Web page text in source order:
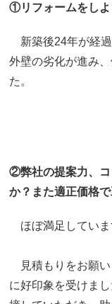
①リフォームをしよ
新築後24年が経過
外壁の劣化が進み
た。
②弊社の提案力、コ
か？また適正価格
ほぼ満足していま
見積もりをお願い
に好印象を受けま